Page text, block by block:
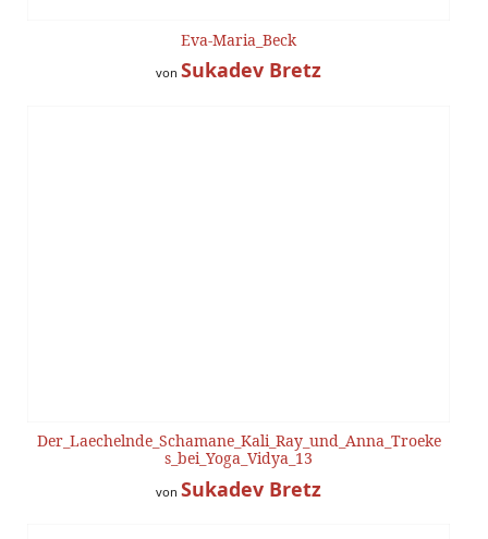
Eva-Maria_Beck
von Sukadev Bretz
Der_Laechelnde_Schamane_Kali_Ray_und_Anna_Troeke
s_bei_Yoga_Vidya_13
von Sukadev Bretz